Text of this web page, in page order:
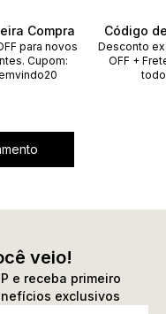
Compra
para novos
Cupom:
Código
Desconto
OFF +
veio!
e receba primeiro
exclusivos